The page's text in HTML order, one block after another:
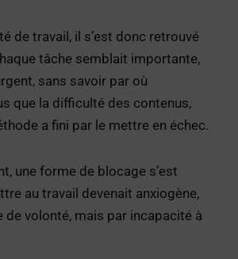
de travail, il s’est donc retrouvé
tâche semblait importante,
sans savoir par où
que la difficulté des contenus,
a fini par le mettre en échec.
une forme de blocage s’est
au travail devenait anxiogène,
de volonté, mais par incapacité à